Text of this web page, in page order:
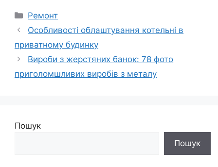
Категорії
Ремонт
Особливості облаштування котельні в
приватному будинку
Вироби з жерстяних банок: 78 фото
приголомшливих виробів з металу
Пошук
Пошук